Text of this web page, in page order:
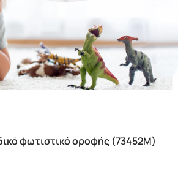
φωτιστικό οροφής (73452M)